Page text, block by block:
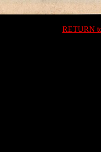
RETURN